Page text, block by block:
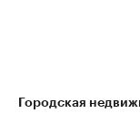
Городская